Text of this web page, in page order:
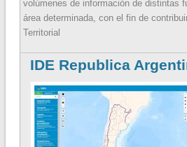
volúmenes de información de distintas
área determinada, con el fin de
Territorial
IDE Republica